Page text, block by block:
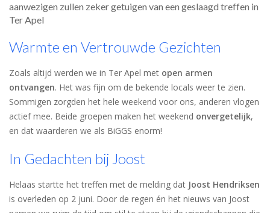
aanwezigen zullen zeker getuigen van een geslaagd treffen in
Ter Apel
Warmte en Vertrouwde Gezichten
Zoals altijd werden we in Ter Apel met open armen
ontvangen. Het was fijn om de bekende locals weer te zien.
Sommigen zorgden het hele weekend voor ons, anderen vlogen
actief mee. Beide groepen maken het weekend onvergetelijk,
en dat waarderen we als BiGGS enorm!
In Gedachten bij Joost
Helaas startte het treffen met de melding dat Joost Hendriksen
is overleden op 2 juni. Door de regen én het nieuws van Joost